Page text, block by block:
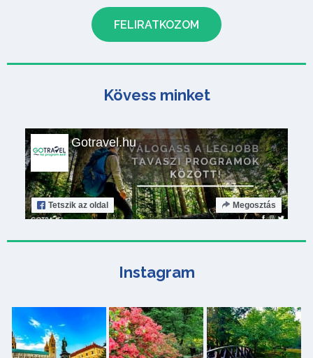
Kövess minket
Gotravel.hu
Tetszik az oldal Megosztás
Instagram